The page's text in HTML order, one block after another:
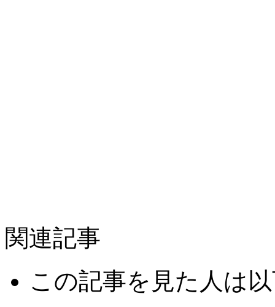
関連記事
この記事を見た人は